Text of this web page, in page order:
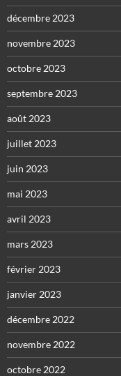
décembre 2023
novembre 2023
octobre 2023
septembre 2023
août 2023
juillet 2023
juin 2023
mai 2023
avril 2023
mars 2023
février 2023
janvier 2023
décembre 2022
novembre 2022
octobre 2022